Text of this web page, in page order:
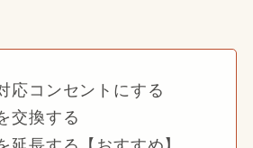
応コンセントにする
交換する